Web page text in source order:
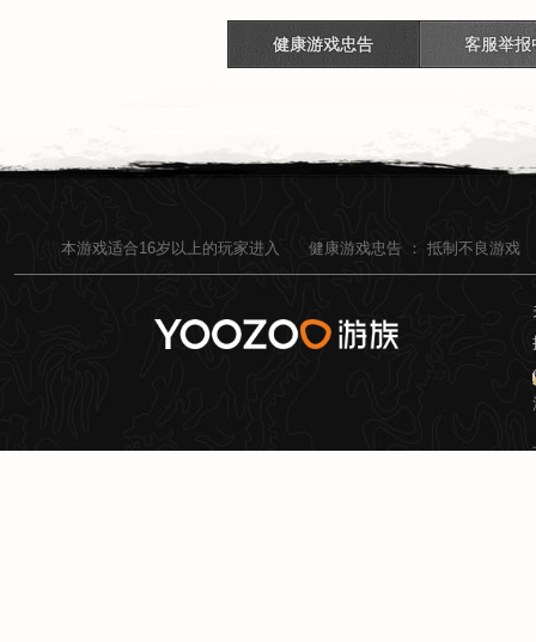
健康游戏忠告 客服举报
本游戏适合16岁以上的玩家进入 健康游戏忠告 ： 抵制不良游戏